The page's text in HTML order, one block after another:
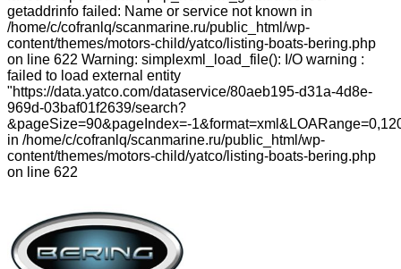
getaddrinfo failed: Name or service not known in
/home/c/cofranlq/scanmarine.ru/public_html/wp-
content/themes/motors-child/yatco/listing-boats-bering.php
on line 622 Warning: simplexml_load_file(): I/O warning :
failed to load external entity
"https://data.yatco.com/dataservice/80aeb195-d31a-4d8e-
969d-03baf01f2639/search?
&pageSize=90&pageIndex=-
in /home/c/cofranlq/scanmarine.ru/public_html/wp-
content/themes/motors-child/yatco/listing-boats-bering.php
on line 622